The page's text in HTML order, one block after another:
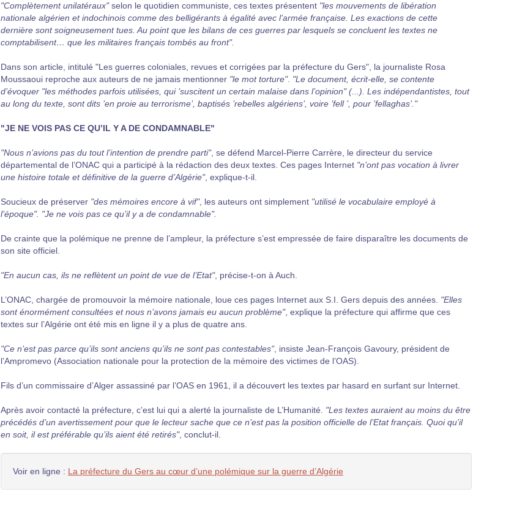
"Complètement unilatéraux"selon le quotidien communiste, ces textes présentent "les mouvements de libération
nationale algérien et indochinois comme des belligérants à égalité avec l’armée française. Les exactions de cette
dernière sont soigneusement tues. Au point que les bilans de ces guerres par lesquels se concluent les textes ne
comptabilisent… que les militaires français tombés au front".
Dans son article, intitulé "Les guerres coloniales, revues et corrigées par la préfecture du Gers", la journaliste Rosa
Moussaoui reproche aux auteurs de ne jamais mentionner "le mot torture". "Le document, écrit-elle, se contente
d’évoquer "les méthodes parfois utilisées, qui ’suscitent un certain malaise dans l’opinion"(...). Les indépendantistes, tout
au long du texte, sont dits ’en proie au terrorisme’, baptisés ’rebelles algériens’, voire ’fell ’, pour ’fellaghas’."
"JE NE VOIS PAS CE QU’IL Y A DE CONDAMNABLE"
"Nous n’avions pas du tout l’intention de prendre parti", se défend Marcel-Pierre Carrère, le directeur du service
départemental de l’ONAC qui a participé à la rédaction des deux textes. Ces pages Internet "n’ont pas vocation à livrer
une histoire totale et définitive de la guerre d’Algérie", explique-t-il.
Soucieux de préserver "des mémoires encore à vif", les auteurs ont simplement "utilisé le vocabulaire employé à
l’époque". "Je ne vois pas ce qu’il y a de condamnable".
De crainte que la polémique ne prenne de l’ampleur, la préfecture s’est empressée de faire disparaître les documents de
son site officiel.
"En aucun cas, ils ne reflètent un point de vue de l’Etat", précise-t-on à Auch.
L’ONAC, chargée de promouvoir la mémoire nationale, loue ces pages Internet aux S.I. Gers depuis des années. "Elles
sont énormément consultées et nous n’avons jamais eu aucun problème", explique la préfecture qui affirme que ces
textes sur l’Algérie ont été mis en ligne il y a plus de quatre ans.
"Ce n’est pas parce qu’ils sont anciens qu’ils ne sont pas contestables", insiste Jean-François Gavoury, président de
l’Ampromevo (Association nationale pour la protection de la mémoire des victimes de l’OAS).
Fils d’un commissaire d’Alger assassiné par l’OAS en 1961, il a découvert les textes par hasard en surfant sur Internet.
Après avoir contacté la préfecture, c’est lui qui a alerté la journaliste de L’Humanité.
"Les textes auraient au moins du être
précédés d’un avertissement pour que le lecteur sache que ce n’est pas la position officielle de l’Etat français. Quoi qu’il
en soit, il est préférable qu’ils aient été retirés", conclut-il.
Voir en ligne : La préfecture du Gers au cœur d’une polémique sur la guerre d’Algérie